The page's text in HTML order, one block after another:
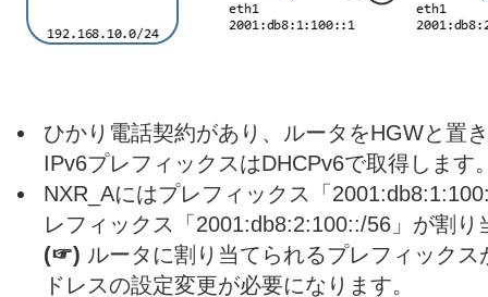
ひかり電話契約があり、ルータをHGWと置
IPv6プレフィックスはDHCPv6で取得します
NXR_Aにはプレフィックス「
レフィックス「2001:db8:2:100::/56」が割
(☞) ルータに割り当てられるプレフィック
ドレスの設定変更が必要になります。